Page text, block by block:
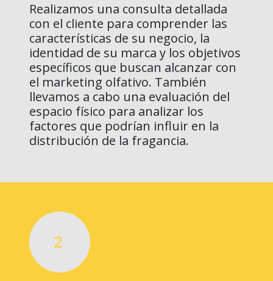
Realizamos una consulta detallada
con el cliente para comprender las
características de su negocio, la
identidad de su marca y los objetivos
específicos que buscan alcanzar con
el marketing olfativo. También
llevamos a cabo una evaluación del
espacio físico para analizar los
factores que podrían influir en la
distribución de la fragancia.
2